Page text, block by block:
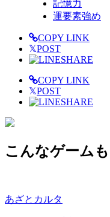
記憶力
運要素強め
COPY LINK
𝕏POST
SHARE
COPY LINK
𝕏POST
SHARE
こんなゲーム
あざとカルタ